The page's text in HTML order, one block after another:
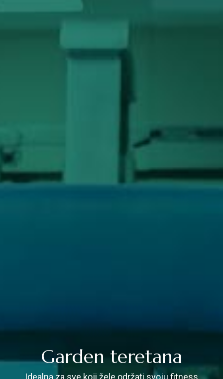
Garden teretana
Idealna za sve koji žele održati svoju fitness